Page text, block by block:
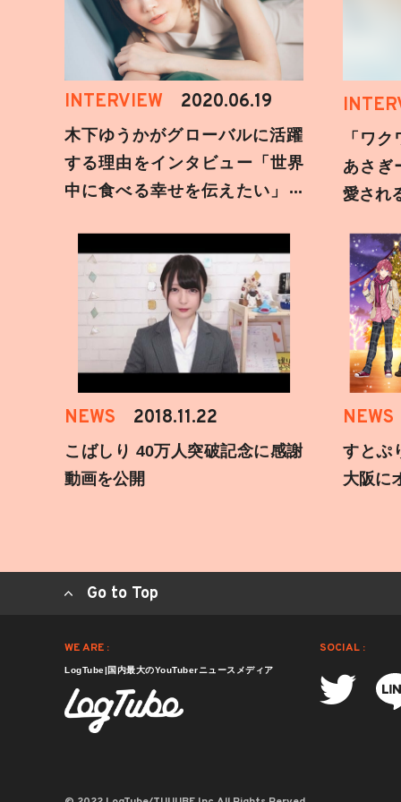
INTERVIEW 2020.06.19
木下ゆうかがグローバルに活躍
する理由をインタビュー「世界
中に食べる幸せを伝えたい」新
「ワ
あさぎ
愛され
NEWS 2018.11.22
こばしり 40万人突破記念に感謝
動画を公開
NEWS
すとぷ
大阪に
Go to Top
WE ARE :
LogTube|国内最大のYouTuberニュースメディア
SOCIAL :